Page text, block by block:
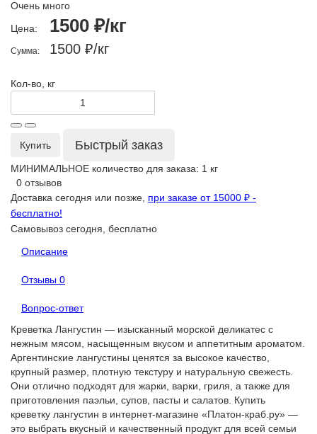
Очень много
Цена:
1500 ₽/кг
Сумма: 1500 ₽/кг
Кол-во, кг
Купить Быстрый заказ
МИНИМАЛЬНОЕ количество для заказа: 1 кг
0 отзывов
Доставка сегодня или позже, при заказе от 15000 ₽ -
бесплатно!
Самовывоз сегодня, бесплатно
Описание
Отзывы 0
Вопрос-ответ
Креветка Лангустин — изысканный морской деликатес с
нежным мясом, насыщенным вкусом и аппетитным ароматом.
Аргентинские лангустины ценятся за высокое качество,
крупный размер, плотную текстуру и натуральную свежесть.
Они отлично подходят для жарки, варки, гриля, а также для
приготовления паэльи, супов, пасты и салатов. Купить
креветку лангустин в интернет-магазине «Платон-краб.ру» —
это выбрать вкусный и качественный продукт для всей семьи